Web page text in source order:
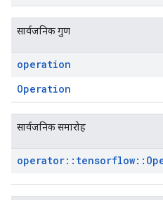
सार्वजनिक गुण
operation
Operation
सार्वजनिक समारोह
operator:: tensorflow::